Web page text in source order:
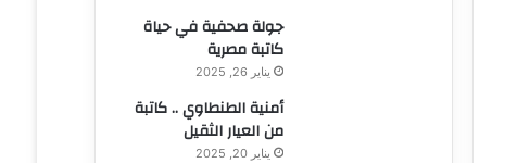
جولة صحفية في حياة
كاتبة مصرية
يناير 26, 2025
أمنية الطنطاوي .. كاتبة
من العيار الثقيل
يناير 20, 2025